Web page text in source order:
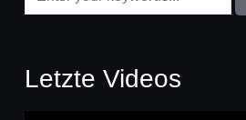
Letzte Videos